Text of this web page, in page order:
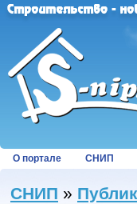
О портале СНИП
СНИП »